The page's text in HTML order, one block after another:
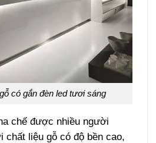
có gắn đèn led tươi sáng
chế được nhiều người
chất liệu gỗ có độ bền cao,